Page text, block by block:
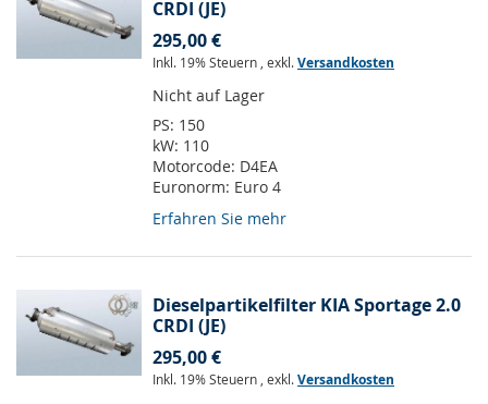
CRDI (JE)
295,00 €
Inkl. 19% Steuern , exkl.Versandkosten
Nicht auf Lager
PS: 150
kW: 110
Motorcode: D4EA
Euronorm: Euro 4
Erfahren Sie mehr
Dieselpartikelfilter KIA Sportage 2.0
CRDI (JE)
295,00 €
Inkl. 19% Steuern , exkl.Versandkosten